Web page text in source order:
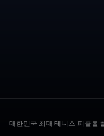
대한민국 최대 테니스·피클볼